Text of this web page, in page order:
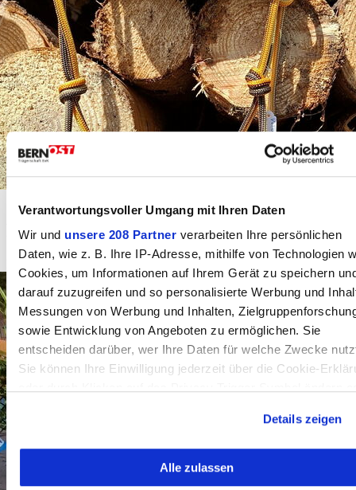
Verantwortungsvoller Umgang mit Ihren Daten
Wir und unsere 208 Partner verarbeiten Ihre persönlichen
Daten, wie z. B. Ihre IP-Adresse, mithilfe von Technologien
Cookies, um Informationen auf Ihrem Gerät zu speichern
darauf zuzugreifen und so personalisierte Werbung und
Messungen von Werbung und Inhalten,
sowie Entwicklung von Angeboten zu ermöglichen. Sie
entscheiden darüber, wer Ihre Daten für welche Zwecke
Sie können Ihre Einwilligung jederzeit über die Cookie-
Informationen über Ihre geografische Lage erfassen,
welche bis auf einige Meter genau sein können
Details zeigen
Alle zulassen
Pferde-Knotenhalfter "farbig"
Der Preis steht unter dem jeweiligen Foto.